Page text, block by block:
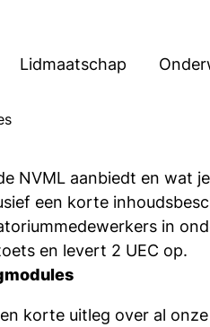
Lidmaatschap
NVML aanbiedt en wat
een korte
in
en levert 2 UEC op.
korte uitleg over al